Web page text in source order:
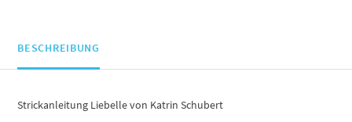
BESCHREIBUNG
Strickanleitung Liebelle von Katrin Schubert